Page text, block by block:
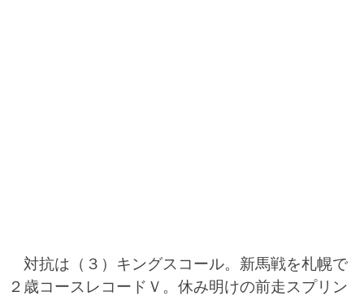
対抗は（３）キングスコール。新馬戦を札幌で
２歳コースレコードＶ。休み明けの前走スプリン